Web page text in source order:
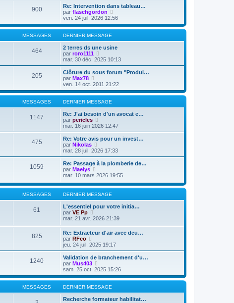
s
s
a
g
i
e
r
e
s
a
e
r
l
e
e
r
n
i
r
e
s
s
a
g
e
900
Re: Intervention dans tableau…
par flaschgordon
o
i
r
e
d
r
n
i
r
e
s
a
e
ven. 24 juil. 2026 12:56
MESSAGES DERNIER MESSAGE
464
2 terres ds une usine
par roro1111
o
i
r
e
e
r
n
i
r
s
s
a
e
mar. 30 déc. 2025 10:13
205
Clôture du sous forum "Produi…
par Max78
o
i
r
l
e
d
e
r
n
i
e
r
e
s
s
a
g
e
ven. 14 oct. 2011 21:22
MESSAGES DERNIER MESSAGE
1147
Re: J'ai besoin d'un avocat e…
par pericles
o
i
r
l
e
e
r
n
i
e
r
m
e
s
a
g
e
mar. 16 juin 2026 12:47
475
Re: Votre avis pour un invest…
par Nikolas
o
i
r
e
e
r
n
e
r
m
e
s
a
g
e
mar. 28 juil. 2026 17:33
1059
Re: Passage à la plomberie de…
par Maelys
o
r
l
d
e
r
n
i
e
m
e
s
a
g
e
mar. 10 mars 2026 19:55
MESSAGES DERNIER MESSAGE
61
L'essentiel pour votre initia…
par VE Pp
o
l
e
d
e
r
n
i
e
r
m
e
s
mar. 21 avr. 2026 21:39
825
Re: Extracteur d'air avec deu…
par RFco
o
i
r
e
e
r
n
i
jeu. 24 juil. 2025 19:17
1240
Validation de branchement d'u…
par Mus403
o
i
r
l
e
d
sam. 25 oct. 2025 15:26
MESSAGES DERNIER MESSAGE
Recherche formateur habilitat…